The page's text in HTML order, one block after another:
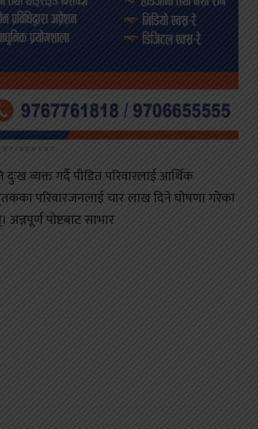
व्यक्त गर्दै पीडित परिवारलाई आर्थिक
परिवारजनलाई चार लाख दिने घोषणा गरेका
पोष्टबाट साभार